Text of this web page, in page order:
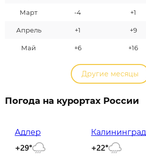
Март -4 +1
Апрель +1 +9
Май +6 +16
Другие месяцы
Погода на курортах России
Адлер
+29°
Калининград
+22°